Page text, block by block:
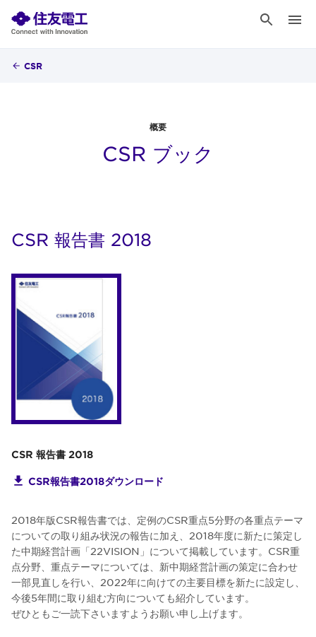
CSR
概要
CSR ブック
CSR 報告書 2018
CSR 報告書 2018
CSR報告書2018ダウンロード
2018年版CSR報告書では、定例のCSR重点5分野の各重点テーマ
についての取り組み状況の報告に加え、2018年度に新たに策定し
た中期経営計画「22VISION」について掲載しています。CSR重
点分野、重点テーマについては、新中期経営計画の策定に合わせ
一部見直しを行い、2022年に向けての主要目標を新たに設定し、
今後5年間に取り組む方向についても紹介しています。
ぜひともご一読下さいますようお願い申し上げます。